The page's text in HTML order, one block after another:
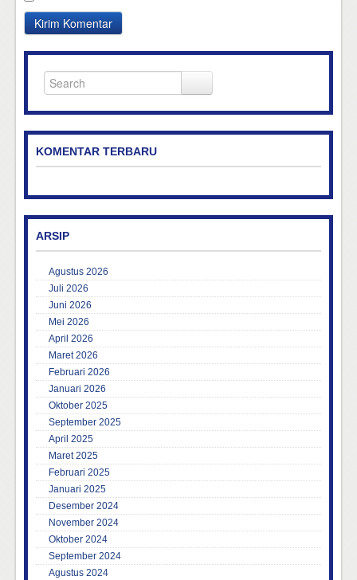
KOMENTAR TERBARU
ARSIP
Agustus 2026
Juli 2026
Juni 2026
Mei 2026
April 2026
Maret 2026
Februari 2026
Januari 2026
Oktober 2025
September 2025
April 2025
Maret 2025
Februari 2025
Januari 2025
Desember 2024
November 2024
Oktober 2024
September 2024
Agustus 2024